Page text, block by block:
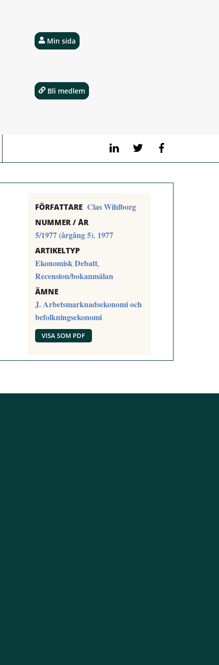
LinkedIn Twitter
Min sida
Bli medlem
FÖRFATTARE Clas Wihlborg
NUMMER / ÅR
5/1977 (årgång 5), 1977
ARTIKELTYP
Ekonomisk Debatt,
Recension/bokanmälan
ÄMNE
J. Arbetsmarknadsekonomi och
befolkningsekonomi
VISA SOM PDF